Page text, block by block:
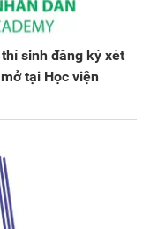
sinh đăng ký xét
tại Học viện